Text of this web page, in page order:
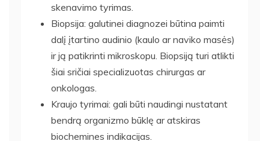
skenavimo tyrimas.
Biopsija: galutinei diagnozei būtina paimti
dalį įtartino audinio (kaulo ar naviko masės)
ir ją patikrinti mikroskopu. Biopsiją turi atlikti
šiai sričiai specializuotas chirurgas ar
onkologas.
Kraujo tyrimai: gali būti naudingi nustatant
bendrą organizmo būklę ar atskiras
biochemines indikacijas.